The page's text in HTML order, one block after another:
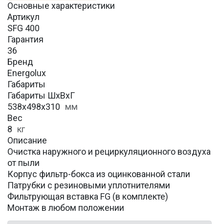
Основные характеристики
Артикул
SFG 400
Гарантия
36
Бренд
Energolux
Габариты
Габариты ШхВхГ
538x498x310 мм
Вес
8 кг
Описание
Очистка наружного и рециркуляционного воздуха
от пыли
Корпус фильтр-бокса из оцинкованной стали
Патрубки с резиновыми уплотнителями
Фильтрующая вставка FG (в комплекте)
Монтаж в любом положении